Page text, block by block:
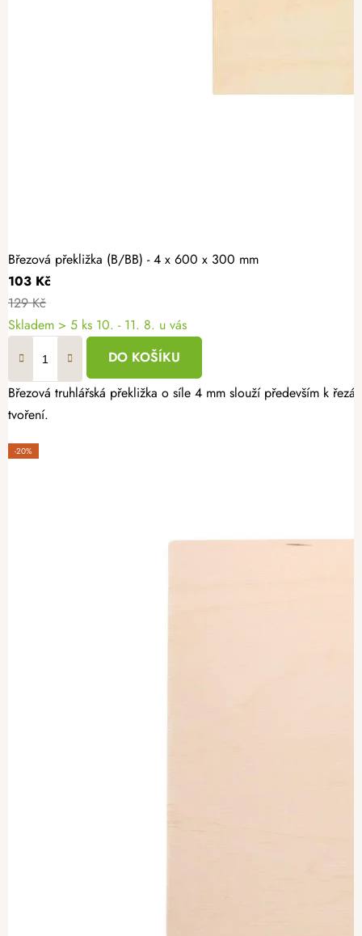
Březová překližka (B/BB) - 4 x 600 x 300 mm
103 Kč
129 Kč
Skladem > 5 ks 10. - 11. 8. u vás
DO KOŠÍKU
Březová truhlářská překližka o síle 4 mm slouží především k
tvoření.
-20%